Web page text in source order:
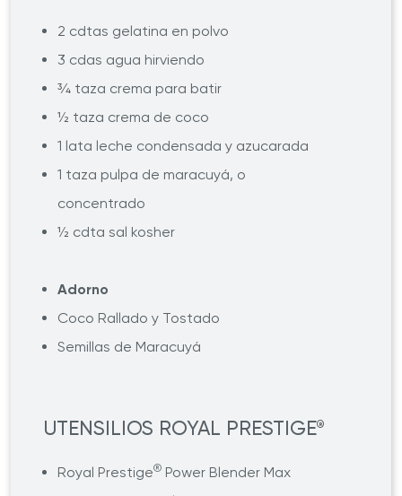
2 cdtas gelatina en polvo
3 cdas agua hirviendo
¾ taza crema para batir
½ taza crema de coco
1 lata leche condensada y azucarada
1 taza pulpa de maracuyá, o
concentrado
½ cdta sal kosher
Adorno
Coco Rallado y Tostado
Semillas de Maracuyá
UTENSILIOS ROYAL PRESTIGE®
Royal Prestige® Power Blender Max